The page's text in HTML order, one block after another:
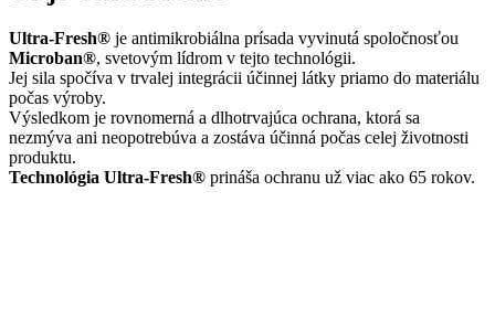
Ultra-Fresh® je antimikrobiálna prísada vyvinutá spoločnosťou
Microban®, svetovým lídrom v tejto technológii.
Jej sila spočíva v trvalej integrácii účinnej látky priamo do materiálu
počas výroby.
Výsledkom je rovnomerná a dlhotrvajúca ochrana, ktorá sa
nezmýva ani neopotrebúva a zostáva účinná počas celej životnosti
produktu.
Technológia Ultra-Fresh® prináša ochranu už viac ako 65 rokov.